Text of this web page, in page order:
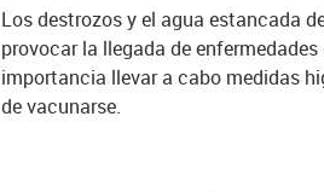
Los destrozos y el agua estancada
provocar la llegada de
importancia llevar a cabo medidas
de vacunarse.